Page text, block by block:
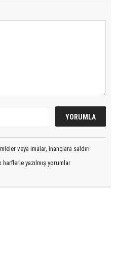
veya imalar, inançlara saldırı
yazılmış yorumlar